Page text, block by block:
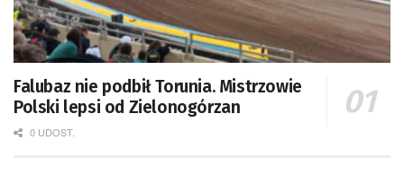
Falubaz nie podbił Torunia. Mistrzowie
Polski lepsi od Zielonogórzan
0 UDOST.